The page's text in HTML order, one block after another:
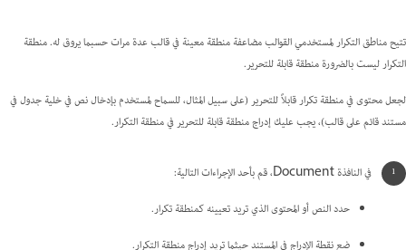
تتيح مناطق التكرار لمستخدمي القوالب مضاعفة منطقة معينة في قالب عدة مرات حسبما يروق له. منطقة
التكرار ليست بالضرورة منطقة قابلة للتحرير.
لجعل محتوى في منطقة تكرار قابلاً للتحرير (على سبيل المثال، للسماح لمستخدم بإدخال نص في خلية جدول في
مستند قائم على قالب)، يجب عليك إدراج منطقة قابلة للتحرير في منطقة التكرار.
في النافذة Document، قم بأحد الإجراءات التالية:
حدد النص أو المحتوى الذي تريد تعيينه كمنطقة تكرار.
ضع نقطة الإدراج في المستند حيثما تريد إدراج منطقة التكرار.